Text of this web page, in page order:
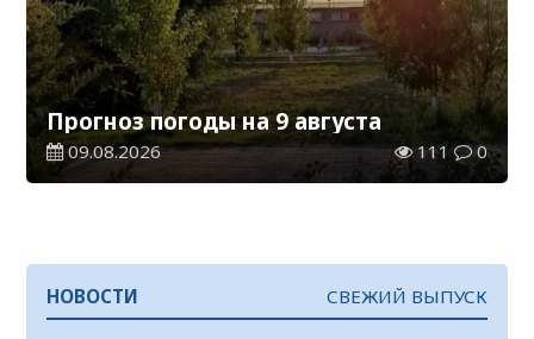
Прогноз погоды на 9 августа
09.08.2026 111 0
НОВОСТИ СВЕЖИЙ ВЫПУСК